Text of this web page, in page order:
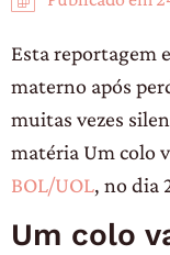
Esta reportagem
materno após
muitas vezes
matéria Um colo
BOL/UOL, no dia
Um colo